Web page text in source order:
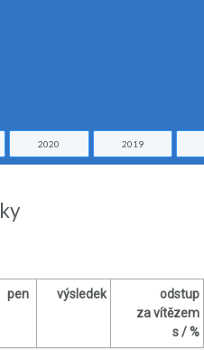
2020 2019
pen výsledek
odstup
za vítězem
s / %